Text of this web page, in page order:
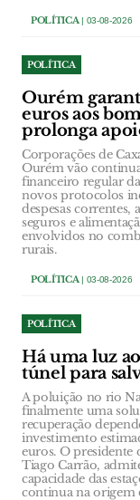
POLÍTICA| 03-08-2026
POLÍTICA
Ourém
euros aos
prolonga
Corporações de
Ourém vão
financeiro regular
novos protocolos
despesas correntes,
seguros e
envolvidos no
rurais.
POLÍTICA| 03-08-2026
POLÍTICA
Há uma luz
túnel para
A poluição no rio
finalmente uma
recuperação
investimento
euros. O presidente
Tiago Carrão,
capacidade das
continua na origem